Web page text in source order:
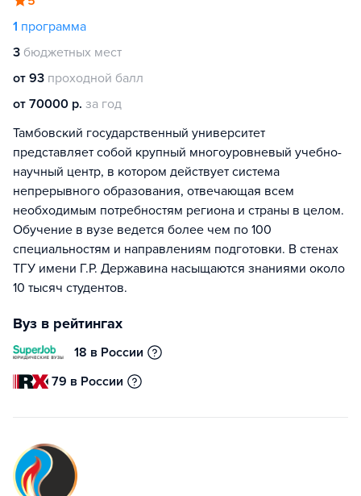
1 программа
3 бюджетных мест
от 93 проходной балл
от 70000 р. за год
Тамбовский государственный университет
представляет собой крупный многоуровневый учебно-
научный центр, в котором действует система
непрерывного образования, отвечающая всем
необходимым потребностям региона и страны в целом.
Обучение в вузе ведется более чем по 100
специальностям и направлениям подготовки. В стенах
ТГУ имени Г.Р. Державина насыщаются знаниями около
10 тысяч студентов.
Вуз в рейтингах
18 в России
79 в России